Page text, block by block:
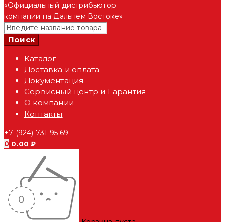
«Официальный дистрибьютор
компании на Дальнем Востоке»
Каталог
Доставка и оплата
Документация
Сервисный центр и Гарантия
О компании
Контакты
+7 (924) 731 95 69
0 0.00₽